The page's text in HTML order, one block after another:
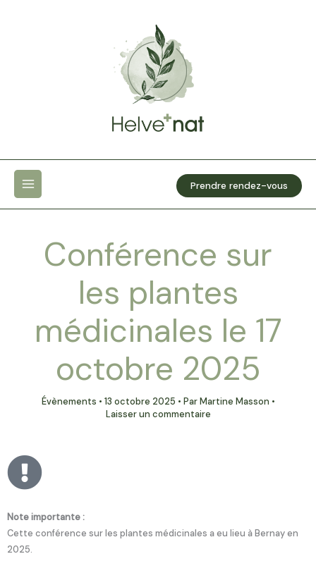
Prendre rendez-vous
Conférence sur
les plantes
médicinales le 17
octobre 2025
Évènements • 13 octobre 2025 • ParMartine Masson •
Laisser un commentaire
Note importante :
Cette conférence sur les plantes médicinales a eu lieu à Bernay en
2025.